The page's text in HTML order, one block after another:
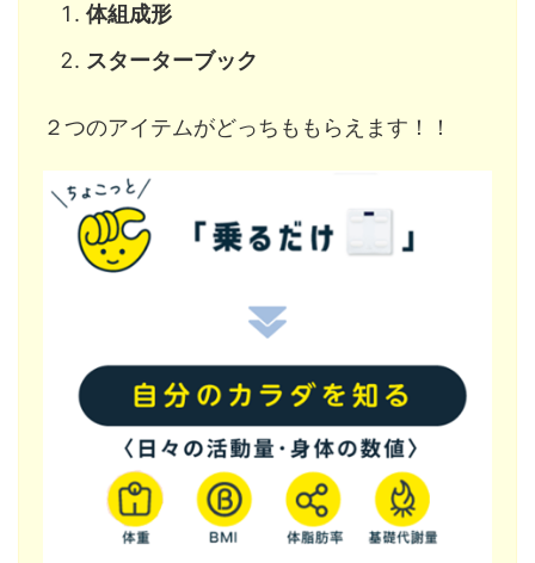
体組成形
スターターブック
２つのアイテムがどっちももらえます！！